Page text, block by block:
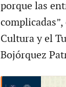
porque las
Cultura y el
Bojórquez